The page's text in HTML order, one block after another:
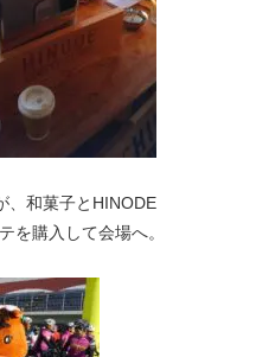
、和菓子とHINODE
購入して会場へ。